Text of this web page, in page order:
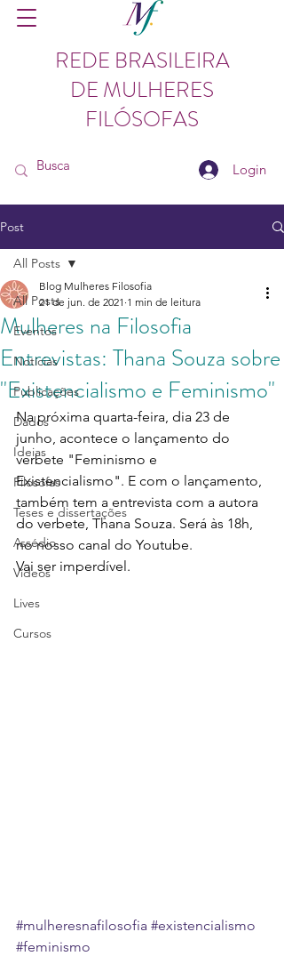
REDE BRASILEIRA
DE MULHERES
FILÓSOFAS
Login
Post
All Posts
Eventos
Notícias
Publicações
Dados
Ideias
Filósofas
Teses e dissertações
Assédio
Vídeos
Lives
Cursos
All Posts
Mulheres na Filosofia
Entrevistas: Thana Souza sobre
"Existencialismo e Feminismo"
Blog Mulheres Filosofia
21 de jun. de 2021 1 min de leitura
Na próxima quarta-feira, dia 23 de
junho, acontece o lançamento do
verbete "Feminismo e
Existencialismo". E com o lançamento,
também tem a entrevista com a autora
do verbete, Thana Souza. Será às 18h,
no nosso canal do Youtube.
Vai ser imperdível.
#mulheresnafilosofia #existencialismo
#feminismo